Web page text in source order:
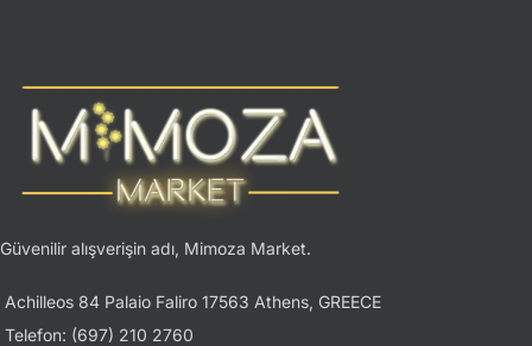
Güvenilir alışverişin adı, Mimoza Market.
Achilleos 84 Palaio Faliro 17563 Athens, GREECE
Telefon: (697) 210 2760